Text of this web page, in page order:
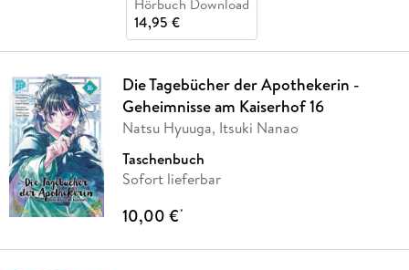
Hörbuch Download
14,95 €
Die Tagebücher der Apothekerin -
Geheimnisse am Kaiserhof 16
Natsu Hyuuga, Itsuki Nanao
Taschenbuch
Sofort lieferbar
10,00 €*